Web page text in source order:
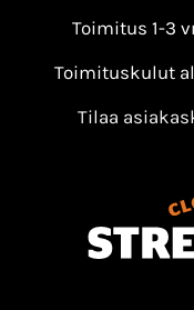
Toimitus 1-3
Toimituskulut
Tilaa